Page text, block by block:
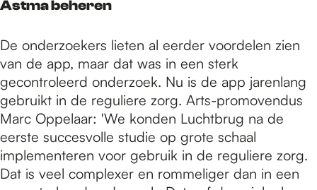
Astma beheren
De onderzoekers lieten al eerder voordelen zien
van de app, maar dat was in een sterk
gecontroleerd onderzoek. Nu is de app jarenlang
gebruikt in de reguliere zorg. Arts-promovendus
Marc Oppelaar: 'We konden Luchtbrug na de
eerste succesvolle studie op grote schaal
implementeren voor gebruik in de reguliere zorg.
Dat is veel complexer en rommeliger dan in een